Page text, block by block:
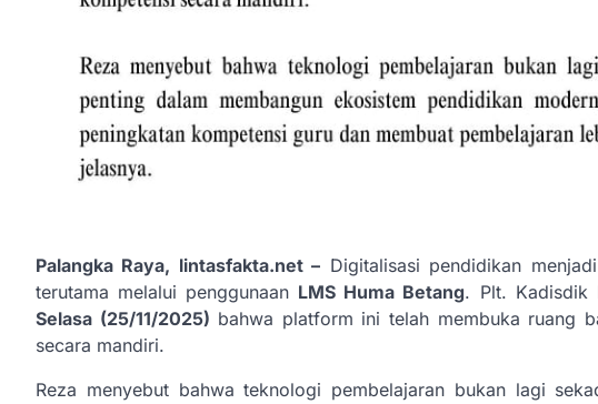
Palangka Raya, lintasfakta.net – Digitalisasi pendidikan
terutama melalui penggunaan LMS Huma Betang. Plt. Kadisdik
Selasa (25/11/2025) bahwa platform ini telah membuka ruang
secara mandiri.
Reza menyebut bahwa teknologi pembelajaran bukan lagi